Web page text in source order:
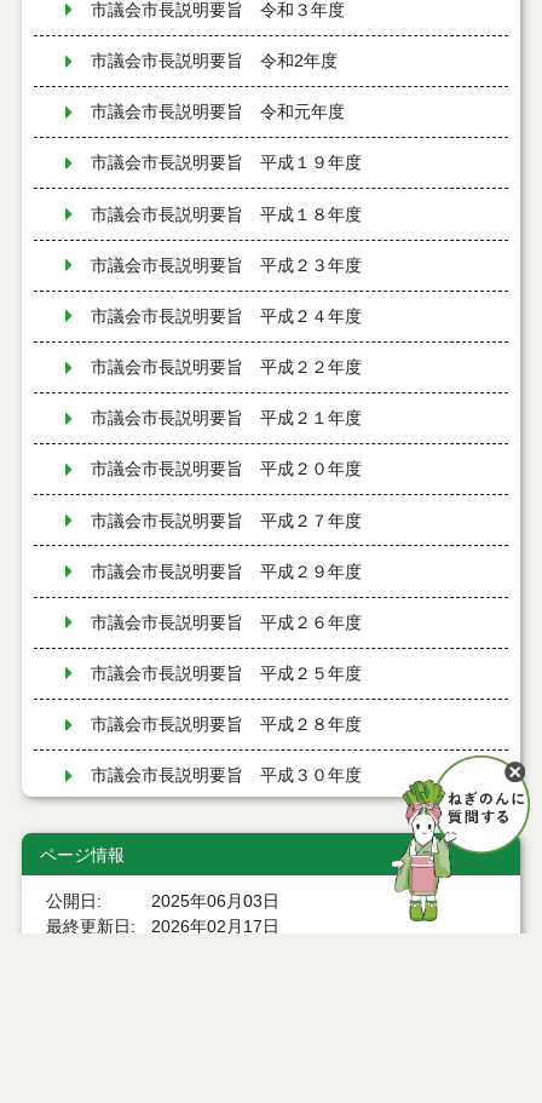
市議会市長説明要旨 令和３年度
市議会市長説明要旨 令和2年度
市議会市長説明要旨 令和元年度
市議会市長説明要旨 平成１９年度
市議会市長説明要旨 平成１８年度
市議会市長説明要旨 平成２３年度
市議会市長説明要旨 平成２４年度
市議会市長説明要旨 平成２２年度
市議会市長説明要旨 平成２１年度
市議会市長説明要旨 平成２０年度
市議会市長説明要旨 平成２７年度
市議会市長説明要旨 平成２９年度
市議会市長説明要旨 平成２６年度
市議会市長説明要旨 平成２５年度
市議会市長説明要旨 平成２８年度
市議会市長説明要旨 平成３０年度
弔祭料
交際費規程
ページ情報
公開日
2025年06月03日
最終更新日
2026年02月17日